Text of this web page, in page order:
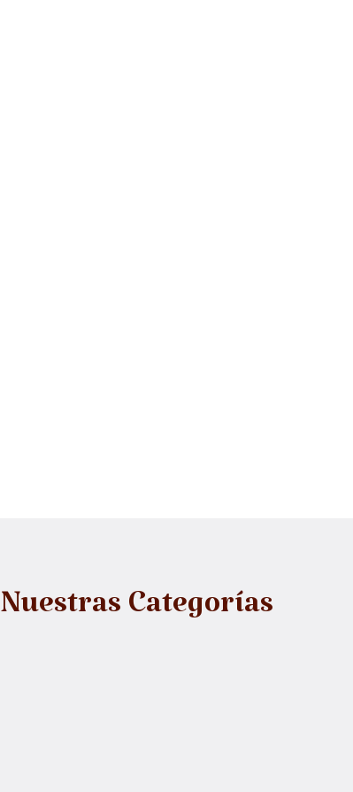
Nuestras Categorías